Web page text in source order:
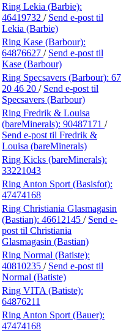
Ring Lekia (Barbie):
46419732 / Send e-post til
Lekia (Barbie)
Ring Kase (Barbour):
64876627 / Send e-post til
Kase (Barbour)
Ring Specsavers (Barbour): 67
20 46 20 / Send e-post til
Specsavers (Barbour)
Ring Fredrik & Louisa
(bareMinerals): 90487171 /
Send e-post til Fredrik &
Louisa (bareMinerals)
Ring Kicks (bareMinerals):
33221043
Ring Anton Sport (Basisfot):
47474168
Ring Christiania Glasmagasin
(Bastian): 46612145 / Send e-
post til Christiania
Glasmagasin (Bastian)
Ring Normal (Batiste):
40810235 / Send e-post til
Normal (Batiste)
Ring VITA (Batiste):
64876211
Ring Anton Sport (Bauer):
47474168